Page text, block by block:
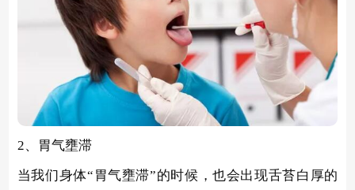
2、胃气壅滞
当我们身体“胃气壅滞”的时候，也会出现舌苔白厚的